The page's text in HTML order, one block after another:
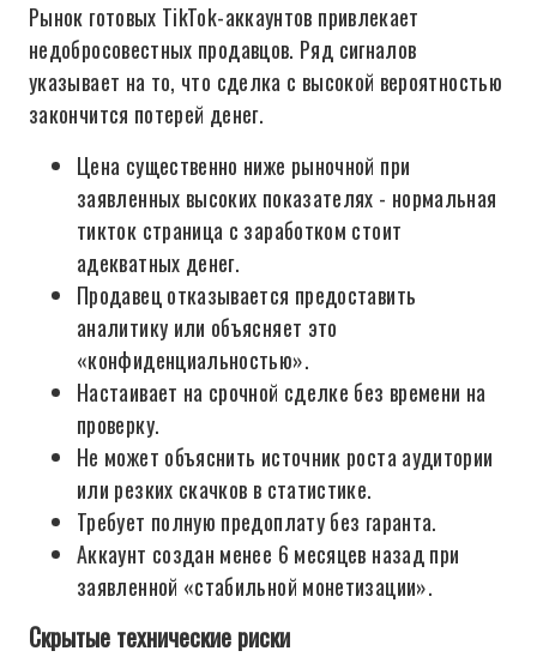
Рынок готовых TikTok-аккаунтов привлекает
недобросовестных продавцов. Ряд сигналов
указывает на то, что сделка с высокой вероятностью
закончится потерей денег.
Цена существенно ниже рыночной при
заявленных высоких показателях - нормальная
тикток страница с заработком стоит
адекватных денег.
Продавец отказывается предоставить
аналитику или объясняет это
«конфиденциальностью».
Настаивает на срочной сделке без времени на
проверку.
Не может объяснить источник роста аудитории
или резких скачков в статистике.
Требует полную предоплату без гаранта.
Аккаунт создан менее 6 месяцев назад при
заявленной «стабильной монетизации».
Скрытые технические риски